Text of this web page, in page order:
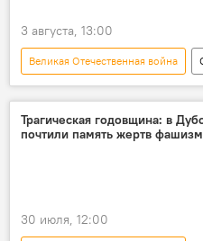
3 августа, 13:00
Великая Отечественная война
В Молдове
Национальный
Победа
памятники
Трагическая годовщина: в
почтили память жертв
30 июля, 12:00